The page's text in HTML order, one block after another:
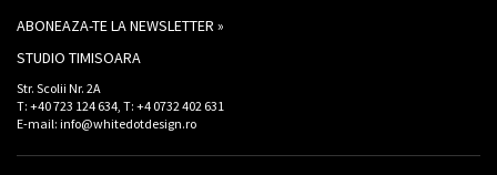
ABONEAZA-TE LA NEWSLETTER »
STUDIO TIMISOARA
Str. Scolii Nr. 2A
T: +40 723 124 634, T: +4 0732 402 631
E-mail: info@whitedotdesign.ro